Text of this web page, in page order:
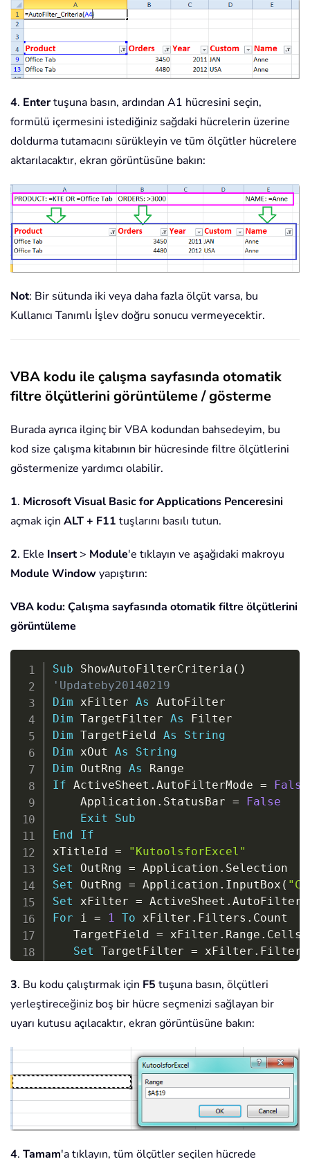
4. Entertuşuna basın, ardından A1 hücresini seçin,
formülü içermesini istediğiniz sağdaki hücrelerin üzerine
doldurma tutamacını sürükleyin ve tüm ölçütler hücrelere
aktarılacaktır, ekran görüntüsüne bakın:
Not: Bir sütunda iki veya daha fazla ölçüt varsa, bu
Kullanıcı Tanımlı İşlev doğru sonucu vermeyecektir.
VBA kodu ile çalışma sayfasında otomatik
filtre ölçütlerini görüntüleme / gösterme
Burada ayrıca ilginç bir VBA kodundan bahsedeyim, bu
kod size çalışma kitabının bir hücresinde filtre ölçütlerini
göstermenize yardımcı olabilir.
1. Microsoft Visual Basic for Applications Penceresini
açmak için ALT + F11 tuşlarını basılı tutun.
2. Ekle Insert> Module'e tıklayın ve aşağıdaki makroyu
Module Windowyapıştırın:
VBA kodu: Çalışma sayfasında otomatik filtre ölçütlerini
görüntüleme
Sub ShowAutoFilterCriteria ( )
'Updateby20140219
Dim xFilter As
Dim TargetFilter As
Dim TargetField As
String
Dim xOut As
String
Dim OutRng As
If ActiveSheet . AutoFilterMode =
False
    Application
. StatusBar =
False
Exit
Sub
End
If
xTitleId =
"KutoolsforExcel"
Set OutRng = Application .
Set OutRng = Application . InputBox (
Set xFilter = ActiveSheet .
For i = 1 To xFilter . Filters . Count
   TargetField
= xFilter . Range . Cells
Set TargetFilter = xFilter . Filters
On
Error GoTo OutNext
        xOut
= xOut & TargetField
Select
Case TargetFilter
            xOut
= xOut & " And " &
Case xlOr
            xOut
Case xlBottom10Items
            xOut
xOut & " (bottom
Case xlBottom10Percent
            xOut
= xOut & " (bottom
3. Bu kodu çalıştırmak için F5 tuşuna basın, ölçütleri
yerleştireceğiniz boş bir hücre seçmenizi sağlayan bir
uyarı kutusu açılacaktır, ekran görüntüsüne bakın:
4. Tamam'a tıklayın, tüm ölçütler seçilen hücrede